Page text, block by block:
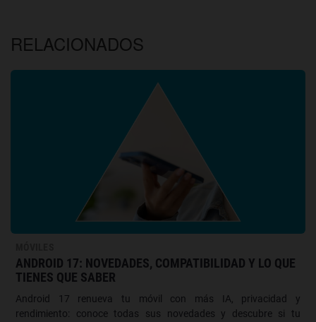
RELACIONADOS
ANDROID 17: NOVEDADES, COMPATIBILIDAD Y LO QUE
TIENES QUE SABER
Android 17 renueva tu móvil con más IA, privacidad y
rendimiento: conoce todas sus novedades y descubre si tu